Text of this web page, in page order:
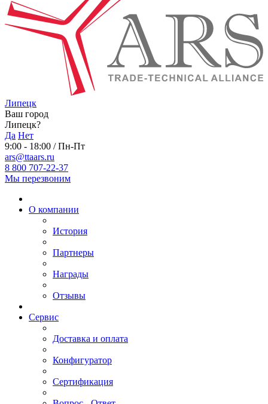
Липецк
Ваш город
Липецк?
Да Нет
9:00 - 18:00 / Пн-Пт
ars@ttaars.ru
8 800 707-22-37
Мы перезвоним
О компании
История
Партнеры
Награды
Отзывы
Сервис
Доставка и оплата
Конфигуратор
Сертификация